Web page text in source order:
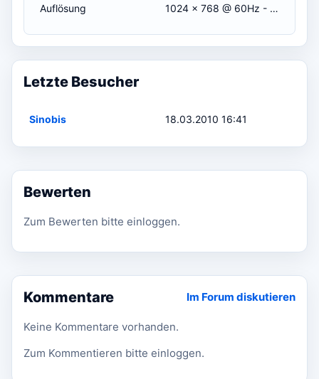
Auflösung 1024 x 768 @ 60Hz - Aspect Ratio 4:3
Letzte Besucher
Sinobis 18.03.2010 16:41
Bewerten
Zum Bewerten bitte einloggen.
Kommentare Im Forum diskutieren
Keine Kommentare vorhanden.
Zum Kommentieren bitte einloggen.